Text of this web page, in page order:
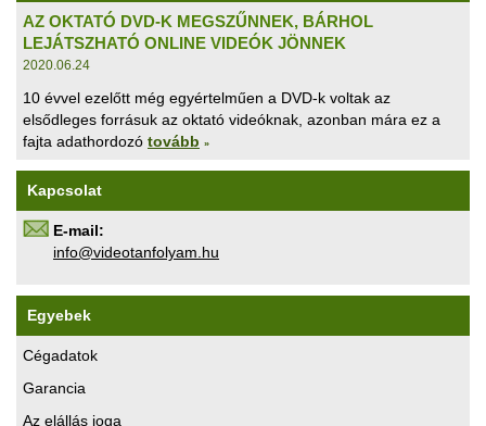
AZ OKTATÓ DVD-K MEGSZŰNNEK, BÁRHOL
LEJÁTSZHATÓ ONLINE VIDEÓK JÖNNEK
2020.06.24
10 évvel ezelőtt még egyértelműen a DVD-k voltak az
elsődleges forrásuk az oktató videóknak, azonban mára ez a
fajta adathordozó tovább »
Kapcsolat
E-mail:
uh.maylofnatoediv@ofni
Egyebek
Cégadatok
Garancia
Az elállás joga